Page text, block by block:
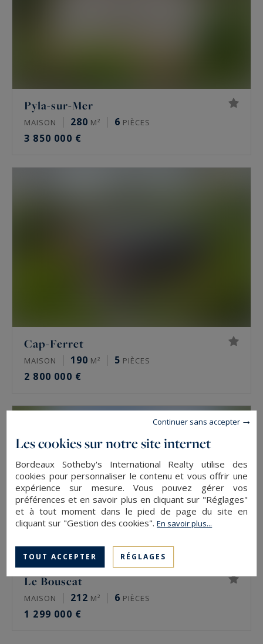
Pyla-sur-Mer
MAISON 280 M² 6 PIÈCES
3 850 000 €
Cap-Ferret
MAISON 190 M² 5 PIÈCES
2 800 000 €
Le Bouscat
MAISON 212 M² 6 PIÈCES
1 299 000 €
Les cookies sur notre site internet
Bordeaux Sotheby's International Realty utilise des
cookies pour personnaliser le contenu et vous offrir une
expérience sur mesure. Vous pouvez gérer vos
préférences et en savoir plus en cliquant sur "Réglages"
et à tout moment dans le pied de page du site en
cliquant sur "Gestion des cookies".En savoir plus...
TOUT ACCEPTER RÉGLAGES
Continuer sans accepter